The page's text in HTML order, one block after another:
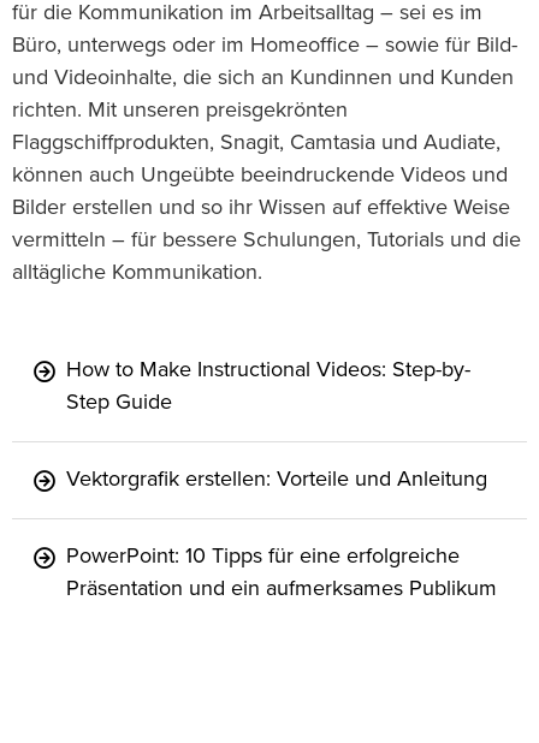
für die Kommunikation im Arbeitsalltag – sei es im
Büro, unterwegs oder im Homeoffice – sowie für Bild-
und Videoinhalte, die sich an Kundinnen und Kunden
richten. Mit unseren preisgekrönten
Flaggschiffprodukten, Snagit, Camtasia und Audiate,
können auch Ungeübte beeindruckende Videos und
Bilder erstellen und so ihr Wissen auf effektive Weise
vermitteln – für bessere Schulungen, Tutorials und die
alltägliche Kommunikation.
How to Make Instructional Videos: Step-by-
Step Guide
Vektorgrafik erstellen: Vorteile und Anleitung
PowerPoint: 10 Tipps für eine erfolgreiche
Präsentation und ein aufmerksames Publikum